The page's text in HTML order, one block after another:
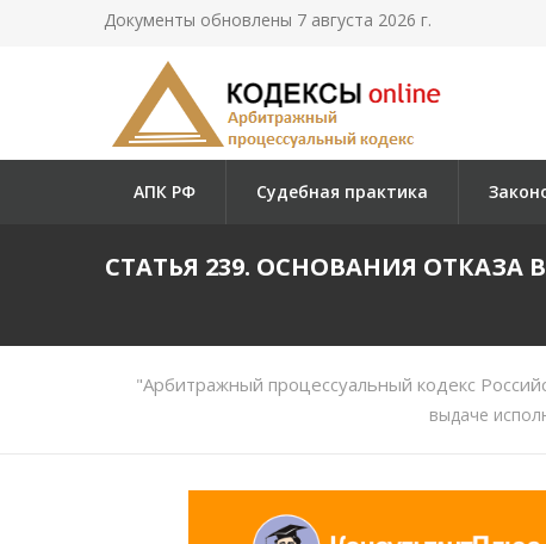
Документы обновлены 7 августа 2026 г.
АПК РФ Судебная практика
СТАТЬЯ 239. ОСНОВАНИЯ
"Арбитражный процессуальный кодекс
выдаче